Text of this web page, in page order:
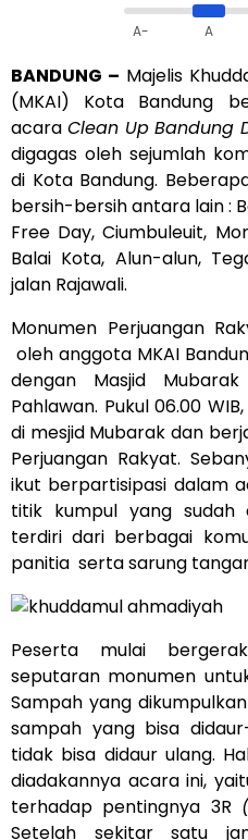
A- A
BANDUNG – Majelis
(MKAI) Kota Bandung
acara Clean Up Bandung
digagas oleh sejumlah
di Kota Bandung.
bersih-bersih antara lain :
Free Day, Ciumbuleuit,
Balai Kota, Alun-alun,
jalan Rajawali.
Monumen Perjuangan
oleh anggota MKAI
dengan Masjid
Pahlawan. Pukul 06.00
di mesjid Mubarak dan
Perjuangan Rakyat.
ikut berpartisipasi dalam
titik kumpul yang sudah
terdiri dari berbagai
panitia serta sarung
Peserta mulai
seputaran monumen
Sampah yang
sampah yang bisa
tidak bisa didaur ulang.
diadakannya acara ini,
terhadap pentingnya 3R
Setelah sekitar satu